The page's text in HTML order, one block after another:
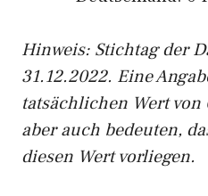
Hinweis: Stichtag der
31.12.2022. Eine
tatsächlichen Wert von
aber auch bedeuten,
diesen Wert vorliegen.